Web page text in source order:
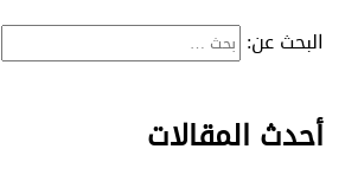
البحث عن:
أحدث المقالات